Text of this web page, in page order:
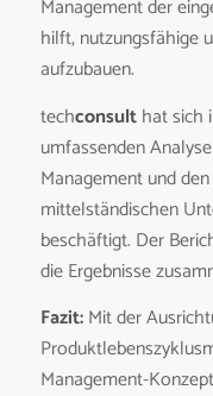
Management der
hilft, nutzungsfähige
aufzubauen.
techconsulthat sich
umfassenden
Management und
mittelständischen
beschäftigt. Der
die Ergebnisse
Fazit:Mit der
Management-